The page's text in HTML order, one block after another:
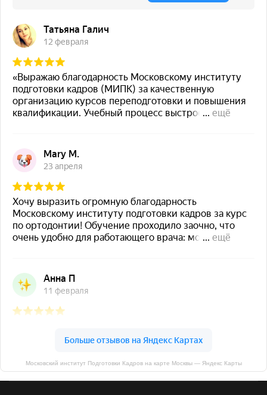
Московский институт Подготовки Кадров на карте Москвы — Яндекс Карты